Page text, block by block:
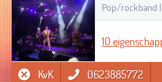
Pop/rockband |
10
KvK 0623885772